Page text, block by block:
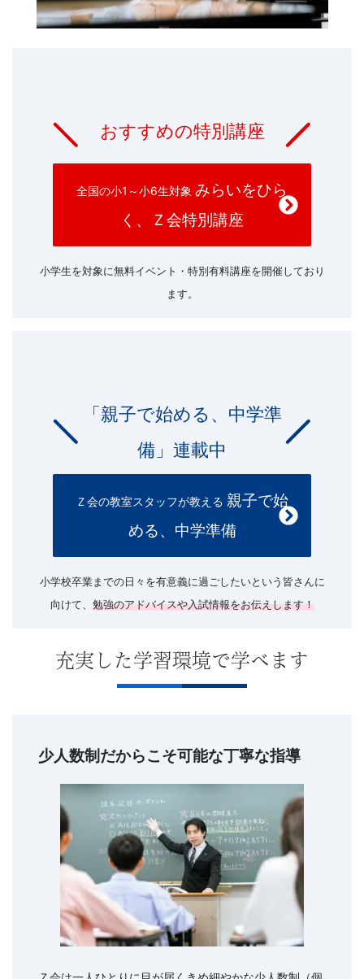
おすすめの特別講座
全国の小1～小6生対象 みらいをひら
く、Ｚ会特別講座
小学生を対象に無料イベント・特別有料講座を開催しており
ます。
「親子で始める、中学準
備」連載中
Ｚ会の教室スタッフが教える 親子で始
める、中学準備
小学校卒業までの日々を有意義に過ごしたいという皆さんに
向けて、 勉強のアドバイスや入試情報をお伝えします！
充実した学習環境で学べます
少人数制だからこそ可能な丁寧な指導